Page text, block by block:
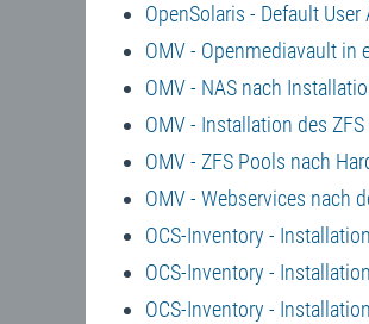
OpenSolaris - Default User
OMV - Openmediavault in
OMV - NAS nach
OMV - Installation des
OMV - ZFS Pools nach
OMV - Webservices nach
OCS-Inventory -
OCS-Inventory -
OCS-Inventory -